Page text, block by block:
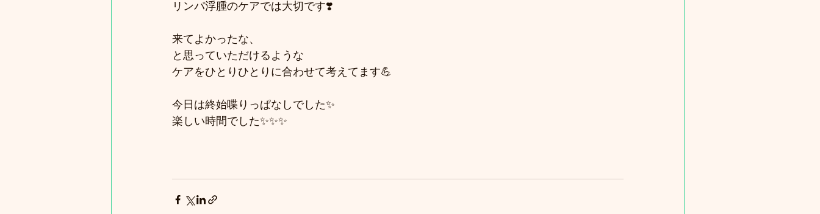
リンパ浮腫のケアでは大切です❣️
来てよかったな、
と思っていただけるような
ケアをひとりひとりに合わせて考えてます💪
今日は終始喋りっぱなしでした✨
楽しい時間でした✨✨✨